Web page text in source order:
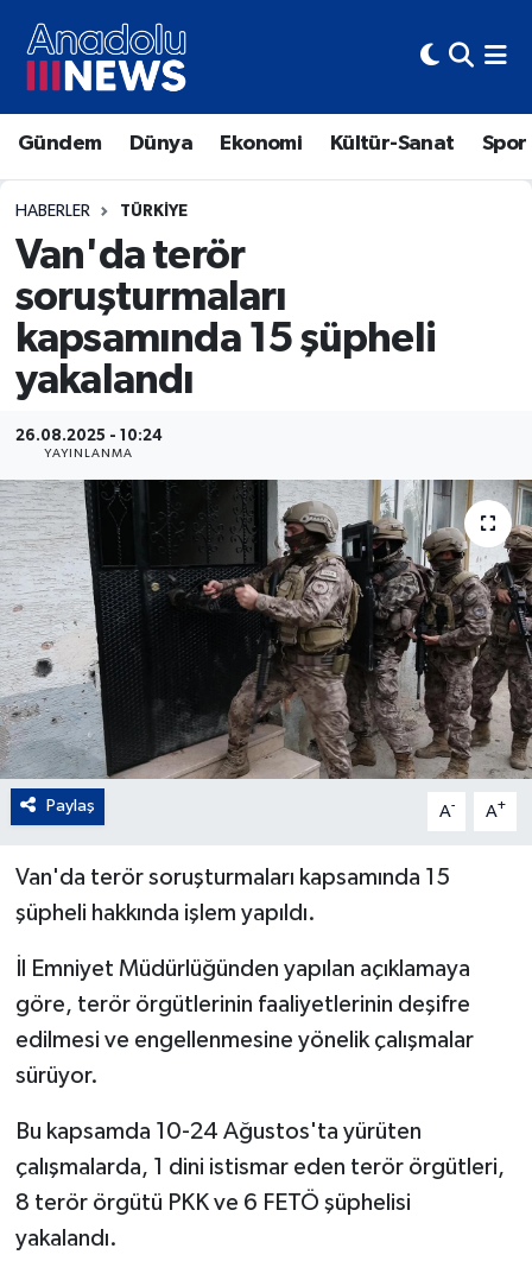
Gündem Dünya Ekonomi Kültür-Sanat Spor
HABERLER TÜRKIYE
Van'da terör
soruşturmaları
kapsamında 15 şüpheli
yakalandı
26.08.2025 - 10:24
YAYINLANMA
Paylaş A- A+
Van'da terör soruşturmaları kapsamında 15
şüpheli hakkında işlem yapıldı.
İl Emniyet Müdürlüğünden yapılan açıklamaya
göre, terör örgütlerinin faaliyetlerinin deşifre
edilmesi ve engellenmesine yönelik çalışmalar
sürüyor.
Bu kapsamda 10-24 Ağustos'ta yürüten
çalışmalarda, 1 dini istismar eden terör örgütleri,
8 terör örgütü PKK ve 6 FETÖ şüphelisi
yakalandı.
Hava Durumu
Trafik Durumu
Süper Lig Puan Durumu ve Fikstür
Tüm Manşetler
Son Dakika Haberleri
Haber Arşivi